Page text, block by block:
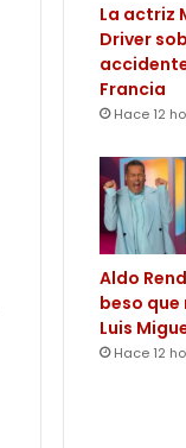
La actriz
Driver
Francia
Hace 12
Aldo
beso
Luis
Hace 12